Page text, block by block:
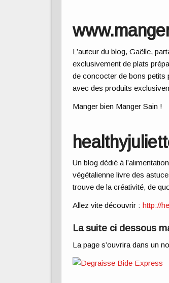
L’auteur du blog, Gaëlle,
exclusivement de plats
de concocter de bons petits
avec des produits
Manger bien Manger Sain !
Un blog dédié à
végétalienne livre des
trouve de la créativité,de
Allez vite découvrir :http://
La suite ci dessous
La page s’ouvrira dans un